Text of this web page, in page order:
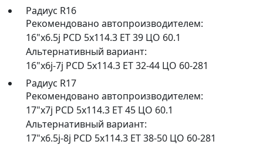
Радиус R16
Рекомендовано автопроизводителем:
16"x6.5j PCD 5x114.3 ET 39 ЦО 60.1
Альтернативный вариант:
16"x6j-7j PCD 5x114.3 ET 32-44 ЦО 60-281
Радиус R17
Рекомендовано автопроизводителем:
17"x7j PCD 5x114.3 ET 45 ЦО 60.1
Альтернативный вариант:
17"x6.5j-8j PCD 5x114.3 ET 38-50 ЦО 60-281